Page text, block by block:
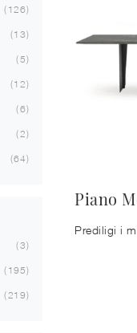
126
13
5
12
6
2
64
3
195
219
Piano